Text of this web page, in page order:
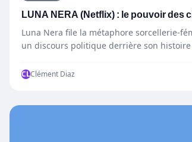
LUNA NERA (Netflix) : le pouvoir des
Luna Nera file la métaphore sorcellerie-
un discours politique derrière son
CLClément Diaz